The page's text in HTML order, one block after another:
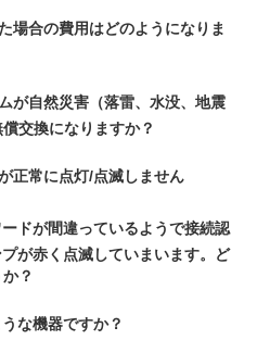
場合の費用はどのようになりま
が自然災害（落雷、水没、地震
交換になりますか？
正常に点灯/点滅しません
ドが間違っているようで接続認
が赤く点滅していまいます。ど
？
な機器ですか？